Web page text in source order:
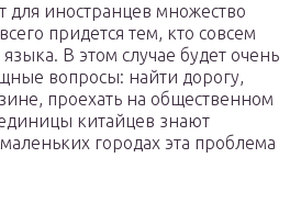
для иностранцев множество
придется тем, кто совсем
В этом случае будет очень
вопросы: найти дорогу,
проехать на общественном
китайцев знают
городах эта проблема